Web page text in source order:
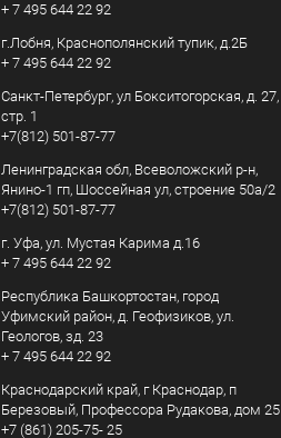
+ 7 495 644 22 92
г.Лобня, Краснополянский тупик, д.2Б
+ 7 495 644 22 92
Санкт-Петербург, ул Бокситогорская, д. 27,
стр. 1
+7(812) 501-87-77
Ленинградская обл, Всеволожский р-н,
Янино-1 гп, Шоссейная ул, строение 50а/2
+7(812) 501-87-77
г. Уфа, ул. Мустая Карима д.16
+ 7 495 644 22 92
Республика Башкортостан, город
Уфимский район, д. Геофизиков, ул.
Геологов, зд. 23
+ 7 495 644 22 92
Краснодарский край, г Краснодар, п
Березовый, Профессора Рудакова, дом 25
+7 (861) 205-75- 25